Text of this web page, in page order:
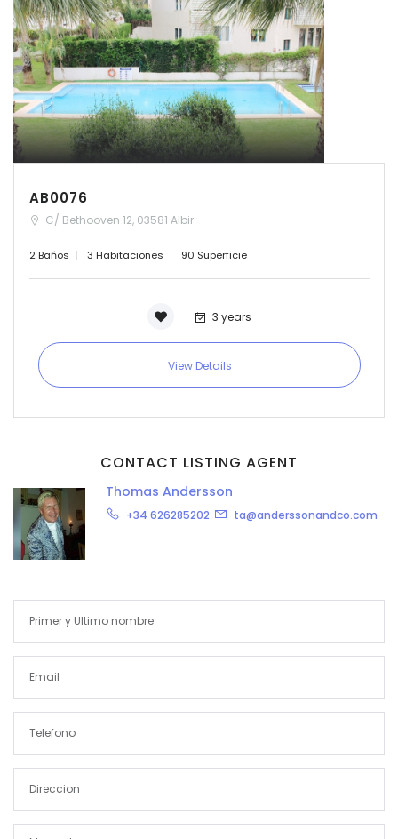
AB0076
C/ Bethooven 12, 03581 Albir
2 Bańos 3 Habitaciones 90 Superficie
3 years
View Details
CONTACT LISTING AGENT
Thomas Andersson
+34 626285202 ta@anderssonandco.com